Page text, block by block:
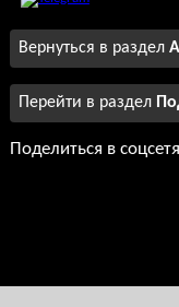
Вернуться в раздел
Перейти в раздел
Поделиться в